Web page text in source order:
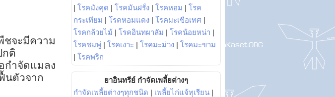
ชจะมีความ
กติ
กำจัดแมลง
นตัวจาก
| โรคมังคุด | โรคมันฝรั่ง | โรคหอม | โรค
กระเทียม | โรคหอมแดง | โรคมะเขือเทศ |
โรคกล้วยไม้ | โรคอินทผาลัม | โรคน้อยหน่า |
โรคชมพู่ | โรคเงาะ | โรคมะม่วง | โรคมะขาม
| โรคพริก
ยาอินทรีย์ กำจัดเพลี้ยต่างๆ
กำจัดเพลี้ยต่างๆทุกชนิด | เพลี้ยไก่แจ้ทุเรียน |